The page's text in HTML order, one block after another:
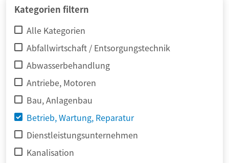
Kategorien filtern
Alle Kategorien
Abfallwirtschaft / Entsorgungstechnik
Abwasserbehandlung
Antriebe, Motoren
Bau, Anlagenbau
Betrieb, Wartung, Reparatur
Dienstleistungsunternehmen
Kanalisation